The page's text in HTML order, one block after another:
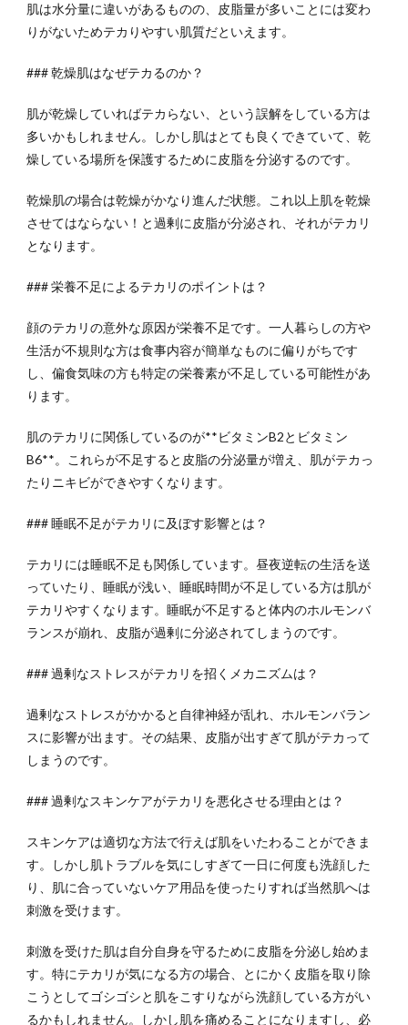
肌は水分量に違いがあるものの、皮脂量が多いことには変わ
りがないためテカりやすい肌質だといえます。
### 乾燥肌はなぜテカるのか？
肌が乾燥していればテカらない、という誤解をしている方は
多いかもしれません。しかし肌はとても良くできていて、乾
燥している場所を保護するために皮脂を分泌するのです。
乾燥肌の場合は乾燥がかなり進んだ状態。これ以上肌を乾燥
させてはならない！と過剰に皮脂が分泌され、それがテカリ
となります。
### 栄養不足によるテカリのポイントは？
顔のテカリの意外な原因が栄養不足です。一人暮らしの方や
生活が不規則な方は食事内容が簡単なものに偏りがちです
し、偏食気味の方も特定の栄養素が不足している可能性があ
ります。
肌のテカリに関係しているのが**ビタミンB2とビタミン
B6**。これらが不足すると皮脂の分泌量が増え、肌がテカっ
たりニキビができやすくなります。
### 睡眠不足がテカリに及ぼす影響とは？
テカリには睡眠不足も関係しています。昼夜逆転の生活を送
っていたり、睡眠が浅い、睡眠時間が不足している方は肌が
テカリやすくなります。睡眠が不足すると体内のホルモンバ
ランスが崩れ、皮脂が過剰に分泌されてしまうのです。
### 過剰なストレスがテカリを招くメカニズムは？
過剰なストレスがかかると自律神経が乱れ、ホルモンバラン
スに影響が出ます。その結果、皮脂が出すぎて肌がテカって
しまうのです。
### 過剰なスキンケアがテカリを悪化させる理由とは？
スキンケアは適切な方法で行えば肌をいたわることができま
す。しかし肌トラブルを気にしすぎて一日に何度も洗顔した
り、肌に合っていないケア用品を使ったりすれば当然肌へは
刺激を受けます。
刺激を受けた肌は自分自身を守るために皮脂を分泌し始めま
す。特にテカリが気になる方の場合、とにかく皮脂を取り除
こうとしてゴシゴシと肌をこすりながら洗顔している方がい
るかもしれません。しかし肌を痛めることになりますし、必